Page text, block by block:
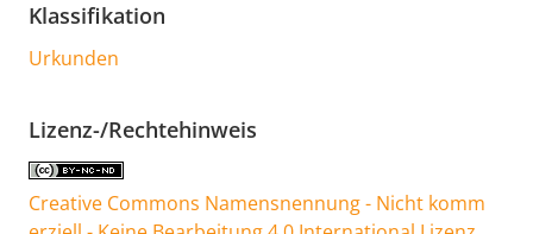
Klassifikation
Urkunden
Lizenz-/Rechtehinweis
Creative Commons Namensnennung - Nicht komm